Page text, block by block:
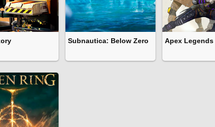
Subnautica: Below Zero Apex Legends